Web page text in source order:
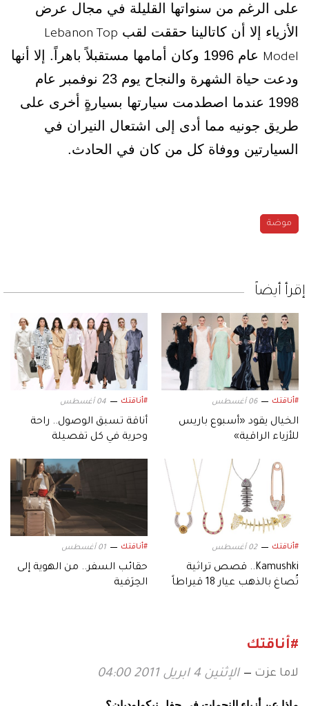
على الرغم من سنواتها القليلة في مجال عرض
الأزياء إلا أن كاتالينا حققت لقب Lebanon Top
Model
عام 1996 وكان أمامها مستقبلاً باهراً. إلا أنها
ودعت حياة الشهرة والنجاح يوم 23 نوفمبر عام
1998 عندما اصطدمت سيارتها بسيارةٍ أخرى على
طريق جونيه مما أدى إلى اشتعال النيران في
السيارتين ووفاة كل من كان في الحادث.
موضة
إقرأ أيضاً
#أناقتك 06 أغسطس
الخيال يقود «أسبوع باريس
للأزياء الراقية»
#أناقتك 04 أغسطس
أناقة تسبق الوصول.. راحة
وحرية في كل تفصيلة
#أناقتك 02 أغسطس
Kamushki.. قصص تراثية
تُصاغ بالذهب عيار 18 قيراطاً
#أناقتك 01 أغسطس
حقائب السفر.. من الهوية إلى
الحِرَفية
#أناقتك
لاما عزت الإثنين 4 ابريل 2011 04:00